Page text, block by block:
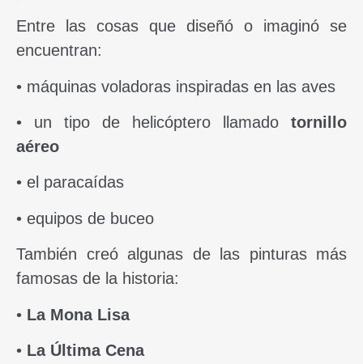
Entre las cosas que diseñó o imaginó se
encuentran:
• máquinas voladoras inspiradas en las aves
• un tipo de helicóptero llamado tornillo
aéreo
• el paracaídas
• equipos de buceo
También creó algunas de las pinturas más
famosas de la historia:
• La Mona Lisa
• La Última Cena